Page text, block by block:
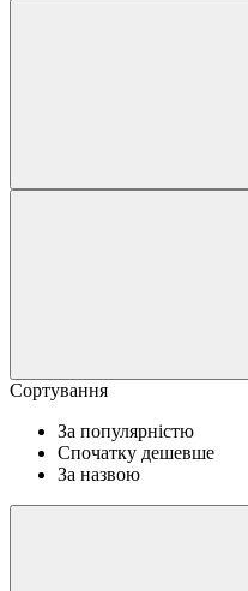
Сортування
За популярністю
Спочатку дешевше
За назвою